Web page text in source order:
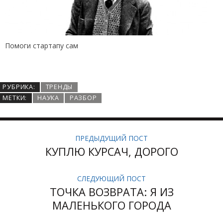
Помоги стартапу сам
РУБРИКА:
ТРЕНДЫ
МЕТКИ:
НАУКА РАЗБОР
ПРЕДЫДУЩИЙ ПОСТ
КУПЛЮ КУРСАЧ, ДОРОГО
СЛЕДУЮЩИЙ ПОСТ
ТОЧКА ВОЗВРАТА: Я ИЗ
МАЛЕНЬКОГО ГОРОДА